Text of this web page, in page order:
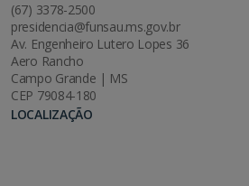
(67) 3378-2500
presidencia@funsau.ms.gov.br
Av. Engenheiro Lutero Lopes 36
Aero Rancho
Campo Grande | MS
CEP 79084-180
LOCALIZAÇÃO